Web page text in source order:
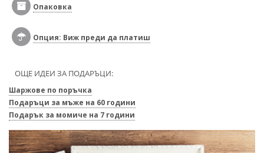
Опаковка
Опция: Виж преди да платиш
ОЩЕ ИДЕИ ЗА ПОДАРЪЦИ:
Шаржове по поръчка
Подаръци за мъже на 60 години
Подарък за момиче на 7 години